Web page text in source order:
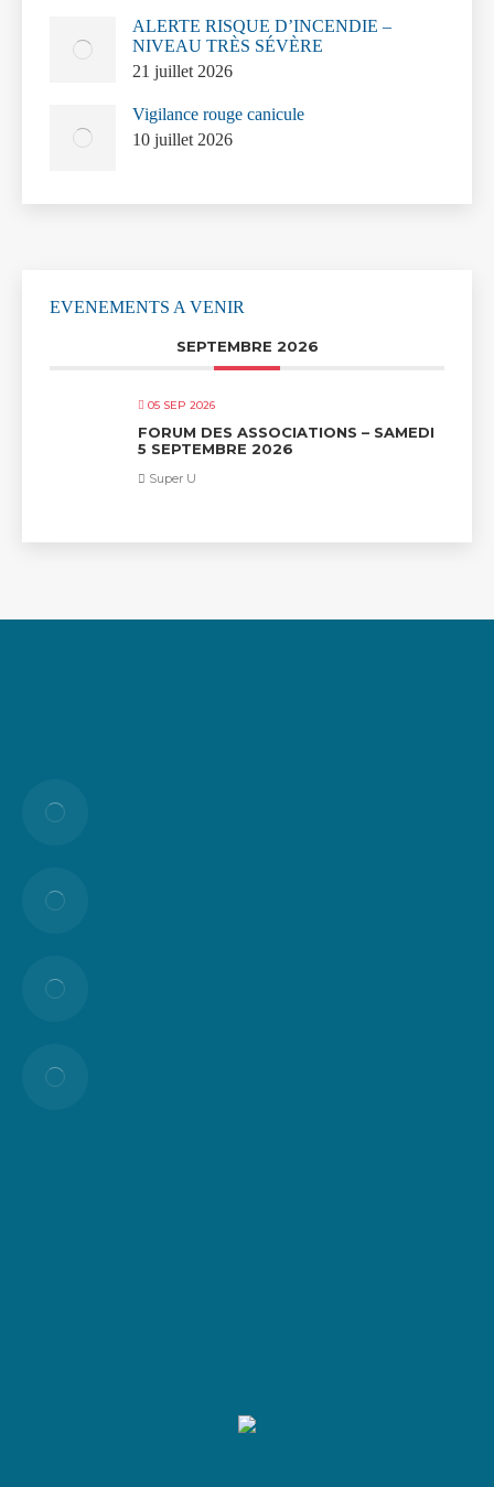
ALERTE RISQUE D’INCENDIE –
NIVEAU TRÈS SÉVÈRE
21 juillet 2026
Vigilance rouge canicule
10 juillet 2026
EVENEMENTS A VENIR
SEPTEMBRE 2026
05 SEP 2026
FORUM DES ASSOCIATIONS – SAMEDI
5 SEPTEMBRE 2026
Super U